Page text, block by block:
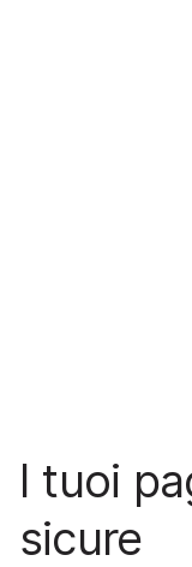
I tuoi
sicure